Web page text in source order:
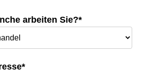
arbeiten Sie?*